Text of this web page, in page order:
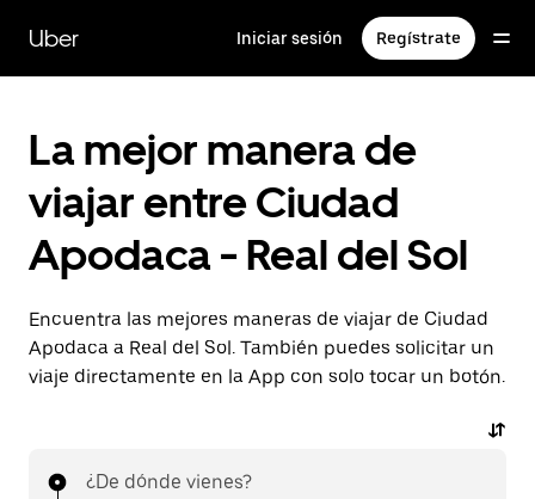
contenido
principal
Uber Iniciar sesión Regístrate
La mejor manera de
viajar entre Ciudad
Apodaca - Real del Sol
Encuentra las mejores maneras de viajar de Ciudad
Apodaca a Real del Sol. También puedes solicitar un
viaje directamente en la App con solo tocar un botón.
¿De dónde vienes?